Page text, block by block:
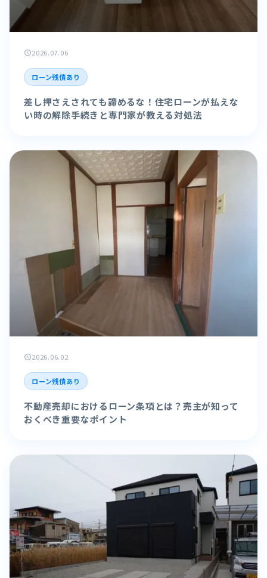
schedule2026.07.06
ローン残債あり
差し押さえされても諦めるな！住宅ローンが払えな
い時の解除手続きと専門家が教える対処法
schedule2026.06.02
ローン残債あり
不動産売却におけるローン条項とは？売主が知って
おくべき重要なポイント